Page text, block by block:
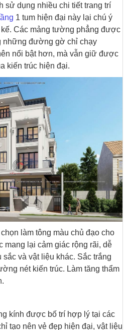
sử dụng nhiều chi tiết trang trí
1 tum hiện đại này lại chú ý
Các mảng tường phẳng được
những đường gờ chỉ chạy
nổi bật hơn, mà vẫn giữ được
kiến trúc hiện đại.
làm tông màu chủ đạo cho
mang lại cảm giác rộng rãi, dễ
và vật liệu khác. Sắc trắng
nét kiến trúc. Làm tăng thẩm
kính được bố trí hợp lý tại các
tạo nên vẻ đẹp hiện đại, vật liệu